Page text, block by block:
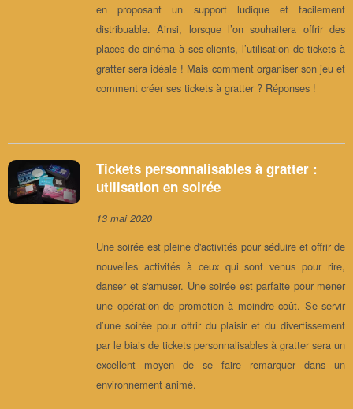
en proposant un support ludique et facilement
distribuable. Ainsi, lorsque l’on souhaitera offrir des
places de cinéma à ses clients, l’utilisation de tickets à
gratter sera idéale ! Mais comment organiser son jeu et
comment créer ses tickets à gratter ? Réponses !
Tickets personnalisables à gratter :
utilisation en soirée
13 mai 2020
Une soirée est pleine d'activités pour séduire et offrir de
nouvelles activités à ceux qui sont venus pour rire,
danser et s'amuser. Une soirée est parfaite pour mener
une opération de promotion à moindre coût. Se servir
d’une soirée pour offrir du plaisir et du divertissement
par le biais de tickets personnalisables à gratter sera un
excellent moyen de se faire remarquer dans un
environnement animé.